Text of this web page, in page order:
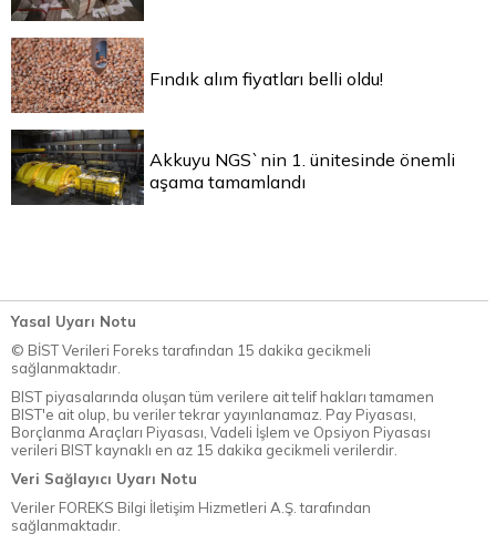
Fındık alım fiyatları belli oldu!
Akkuyu NGS`nin 1. ünitesinde önemli
aşama tamamlandı
Yasal Uyarı Notu
© BİST Verileri Foreks tarafından 15 dakika gecikmeli
sağlanmaktadır.
BIST piyasalarında oluşan tüm verilere ait telif hakları tamamen
BIST'e ait olup, bu veriler tekrar yayınlanamaz. Pay Piyasası,
Borçlanma Araçları Piyasası, Vadeli İşlem ve Opsiyon Piyasası
verileri BIST kaynaklı en az 15 dakika gecikmeli verilerdir.
Veri Sağlayıcı Uyarı Notu
Veriler FOREKS Bilgi İletişim Hizmetleri A.Ş. tarafından
sağlanmaktadır.